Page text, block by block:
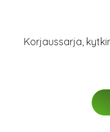
Korjaussarja,